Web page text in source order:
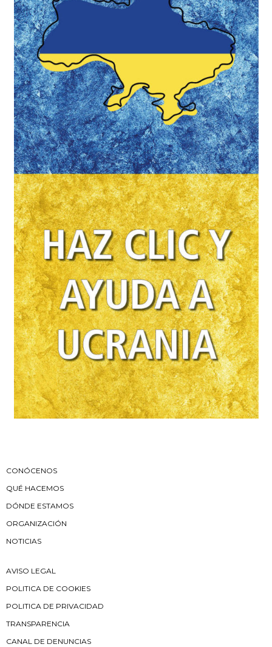
CONÓCENOS
QUÉ HACEMOS
DÓNDE ESTAMOS
ORGANIZACIÓN
NOTICIAS
AVISO LEGAL
POLITICA DE COOKIES
POLITICA DE PRIVACIDAD
TRANSPARENCIA
CANAL DE DENUNCIAS